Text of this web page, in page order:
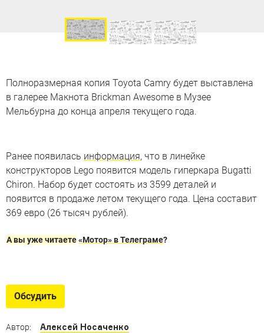
Полноразмерная копия Toyota Camry будет выставлена
в галерее Макнота Brickman Awesome в Музее
Мельбурна до конца апреля текущего года.
Ранее появилась информация, что в линейке
конструкторов Lego появится модель гиперкара Bugatti
Chiron. Набор будет состоять из 3599 деталей и
появится в продаже летом текущего года. Цена составит
369 евро (26 тысяч рублей).
А вы уже читаете «Мотор» в Телеграме?
Безумно дорогие масштабные модели автомобилей
Обсудить
Автор: Алексей Носаченко